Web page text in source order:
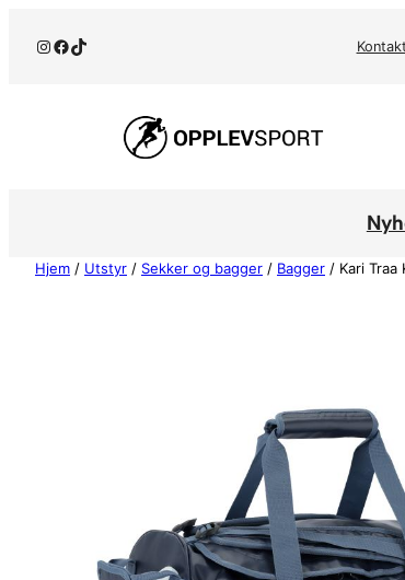
Instagram
Facebook
TikTok
Hjem / Utstyr / Sekker og bagger / Bagger / Kari Traa